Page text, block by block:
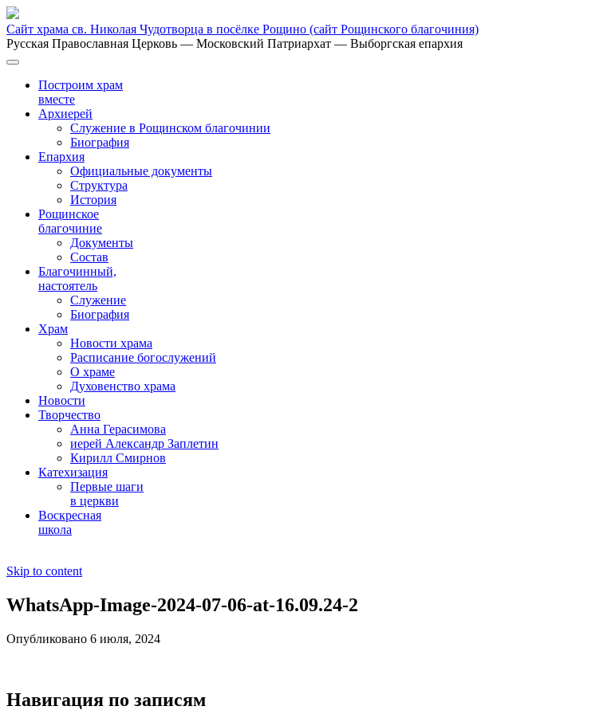
Сайт храма св. Николая Чудотворца в посёлке Рощино (сайт Рощинского благочиния)
Русская Православная Церковь — Московский Патриархат — Выборгская епархия
Построим храм
вместе
Архиерей
Служение в Рощинском благочинии
Биография
Епархия
Официальные документы
Структура
История
Рощинское
благочиние
Документы
Состав
Благочинный,
настоятель
Служение
Биография
Храм
Новости храма
Расписание богослужений
О храме
Духовенство храма
Новости
Творчество
Анна Герасимова
иерей Александр Заплетин
Кирилл Смирнов
Катехизация
Первые шаги
в церкви
Воскресная
школа
Skip to content
WhatsApp-Image-2024-07-06-at-16.09.24-2
Опубликовано 6 июля, 2024
Навигация по записям